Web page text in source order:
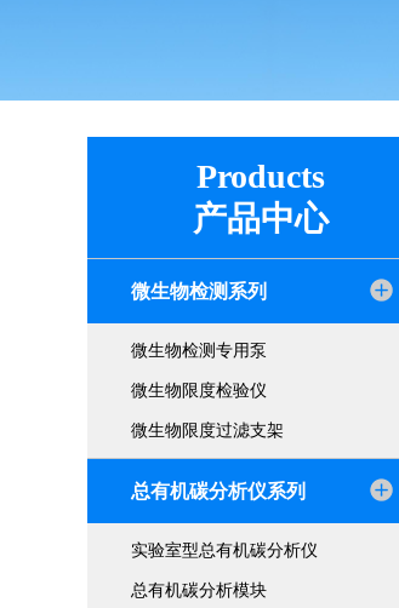
Products
产品中心
微生物检测系列
微生物检测专用泵
微生物限度检验仪
微生物限度过滤支架
总有机碳分析仪系列
实验室型总有机碳分析仪
总有机碳分析模块